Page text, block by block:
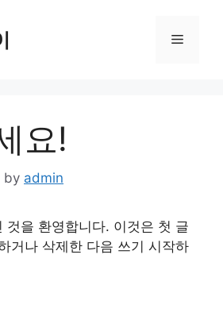
Menu
요!
by admin
것을 환영합니다. 이것은 첫 글
거나 삭제한 다음 쓰기 시작하